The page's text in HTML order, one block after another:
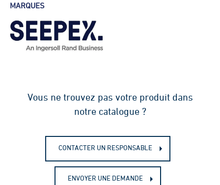
MARQUES
Vous ne trouvez pas votre produit dans
notre catalogue ?
CONTACTER UN RESPONSABLE
ENVOYER UNE DEMANDE